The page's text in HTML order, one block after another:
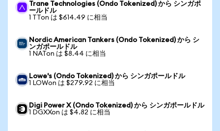
Trane Technologies (Ondo Tokenized) から シンガポ
ールドル
1 TTon は $614.49 に相当
Nordic American Tankers (Ondo Tokenized) から シ
ンガポールドル
1 NATon は $8.44 に相当
Lowe's (Ondo Tokenized) から シンガポールドル
1 LOWon は $279.92 に相当
Digi Power X (Ondo Tokenized) から シンガポールドル
1 DGXXon は $4.82 に相当